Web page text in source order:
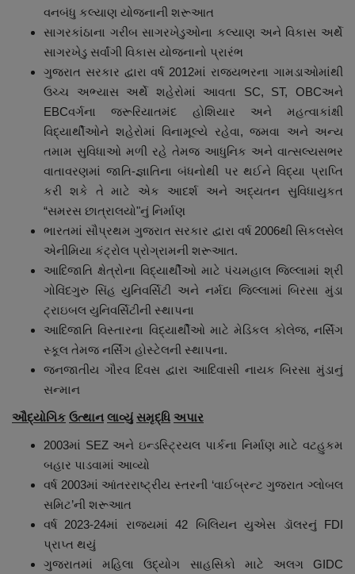
વનબંધુ કલ્યાણ યોજનાની શરૂઆત
સાગરકાંઠાના ગરીબ સાગરખેડુઓના કલ્યાણ અને વિકાસ અર્થે
સાગરખેડુ સર્વાંગી વિકાસ યોજનાનો પ્રારંભ
ગુજરાત સરકાર દ્વારા વર્ષ 2012માં રાજયભરના ગામડાઓમાંથી
ઉચ્ચ અભ્યાસ અર્થે શહેરોમાં આવતા SC, ST, OBCઅને
EBCવર્ગના જરૂરિયાતમંદ હોશિયાર અને મહત્વાકાંક્ષી
વિદ્યાર્થીઓને શહેરોમાં વિનામૂલ્યે રહેવા, જમવા અને અન્ય
તમામ સુવિધાઓ મળી રહે તેમજ આધુનિક અને વાત્સલ્યસભર
વાતાવરણમાં જાતિ-જ્ઞાતિના બંધનોથી પર થઈને વિદ્યા પ્રાપ્તિ
કરી શકે તે માટે એક આદર્શ અને અદ્યતન સુવિધાયુકત
“સમરસ છાત્રાલયો"નું નિર્માણ
ભારતમાં સૌપ્રથમ ગુજરાત સરકાર દ્વારા વર્ષ 2006થી સિકલસેલ
એનીમિયા કંટ્રોલ પ્રોગ્રામની શરૂઆત.
આદિજાતિ ક્ષેત્રોના વિદ્યાર્થીઓ માટે પંચમહાલ જિલ્લામાં શ્રી
ગોવિંદગુરુ સિંહ યુનિવર્સિટી અને નર્મદા જિલ્લામાં બિરસા મુંડા
ટ્રાઇબલ યુનિવર્સિટીની સ્થાપના
આદિજાતિ વિસ્તારના વિદ્યાર્થીઓ માટે મેડિકલ કોલેજ, નર્સિંગ
સ્કૂલ તેમજ નર્સિંગ હોસ્ટેલની સ્થાપના.
જનજાતીય ગૌરવ દિવસ દ્વારા આદિવાસી નાયક બિરસા મુંડાનું
સન્માન
ઔદ્યોગિક ઉત્થાન લાવ્યું સમૃદ્ધિ અપાર
2003માં SEZ અને ઇન્ડસ્ટ્રિયલ પાર્કના નિર્માણ માટે વટહુકમ
બહાર પાડવામાં આવ્યો
વર્ષ 2003માં આંતરરાષ્ટ્રીય સ્તરની ‘વાઈબ્રન્ટ ગુજરાત ગ્લોબલ
સમિટ’ની શરૂઆત
વર્ષ 2023-24માં રાજ્યમાં 42 બિલિયન યુએસ ડૉલરનું FDI
પ્રાપ્ત થયું
ગુજરાતમાં મહિલા ઉદ્યોગ સાહસિકો માટે અલગ GIDC